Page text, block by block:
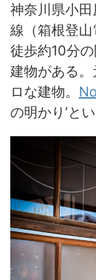
神奈川県小
線（箱根登
徒歩約10分
建物がある
ロな建物。
の明かり’と